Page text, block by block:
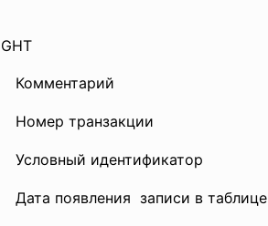
Комментарий
Номер транзакции
Условный идентификатор
Дата появления записи в таблице